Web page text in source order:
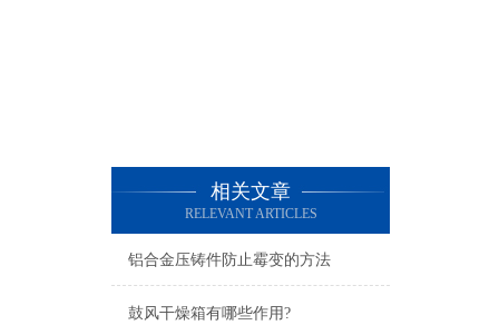
相关文章
RELEVANT ARTICLES
铝合金压铸件防止霉变的方法
鼓风干燥箱有哪些作用?